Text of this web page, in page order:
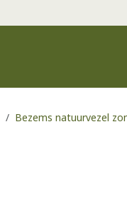
Bezems natuurvezel